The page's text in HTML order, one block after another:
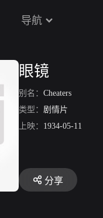
导航
眼镜
别名： Cheaters
类型： 剧情片
上映： 1934-05-11
分享